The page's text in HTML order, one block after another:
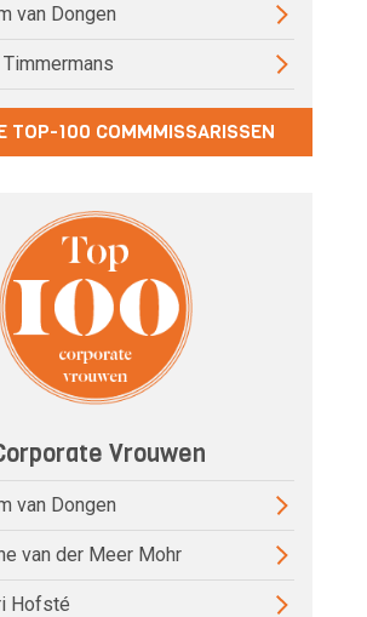
van Dongen
TOP-100 COMMMISSARISSEN
Vrouwen
van Dongen
van der Meer Mohr
Hofsté